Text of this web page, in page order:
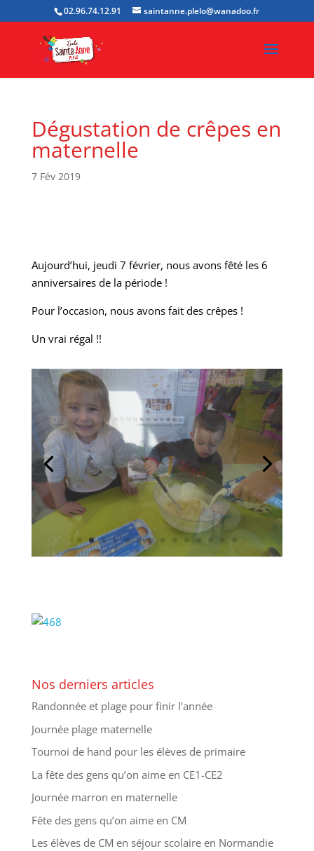
02.96.74.12.91 saintanne.plelo@wanadoo.fr
Dégustation de crêpes en
maternelle
7 Fév 2019
Aujourd’hui, jeudi 7 février, nous avons fêté les 6
anniversaires de la période !
Pour l’occasion, nous avons fait des crêpes !
Un vrai régal !!
Nos derniers articles
Randonnée et plage pour finir l’année
Journée plage maternelle
Tournoi de hand pour les élèves de primaire
La fête des gens qu’on aime en CE1-CE2
Journée marron en maternelle
Fête des gens qu’on aime en CM
Les élèves de CM en séjour scolaire en Normandie